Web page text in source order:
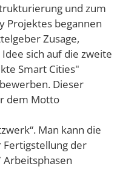
und zum
Projektes begannen
Zusage,
sich auf die zweite
Smart Cities"
Dieser
dem Motto
Man kann die
Fertigstellung der
Arbeitsphasen